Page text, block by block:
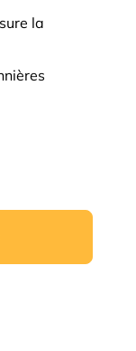
la